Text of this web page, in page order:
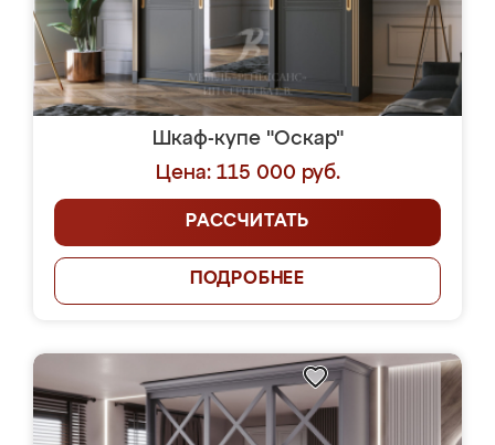
Шкаф-купе "Оскар"
Цена: 115 000 руб.
РАССЧИТАТЬ
ПОДРОБНЕЕ